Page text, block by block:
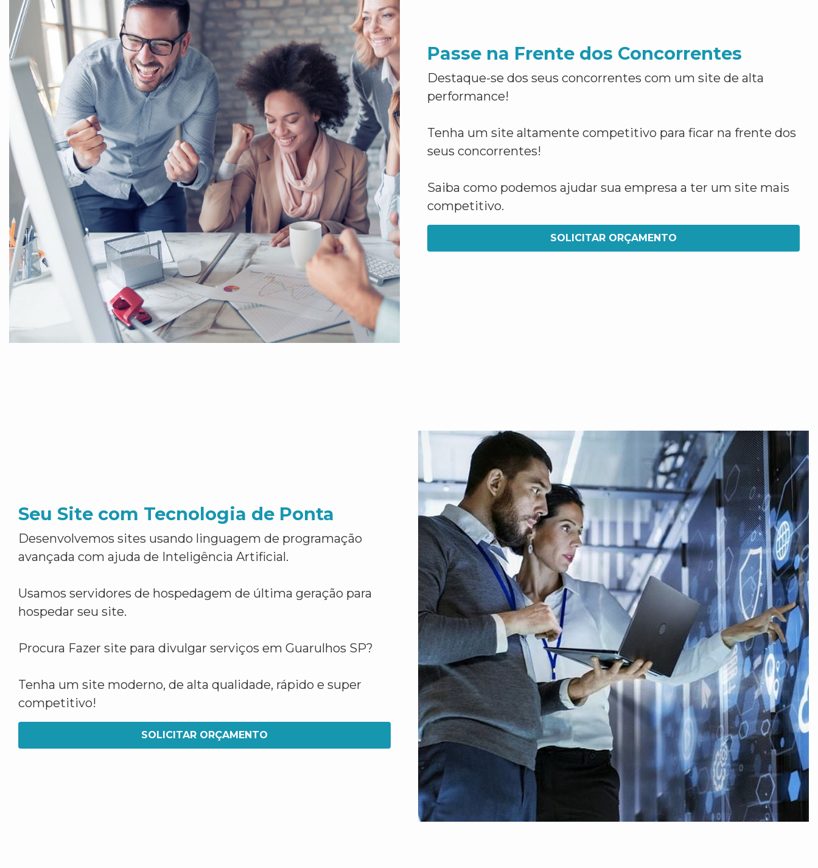
Passe na Frente dos Concorrentes
Destaque-se dos seus concorrentes com um site de alta
performance!
Tenha um site altamente competitivo para ficar na frente dos
seus concorrentes!
Saiba como podemos ajudar sua empresa a ter um site mais
competitivo.
SOLICITAR ORÇAMENTO
Seu Site com Tecnologia de Ponta
Desenvolvemos sites usando linguagem de programação
avançada com ajuda de Inteligência Artificial.
Usamos servidores de hospedagem de última geração para
hospedar seu site.
Procura Fazer site para divulgar serviços em Guarulhos SP?
Tenha um site moderno, de alta qualidade, rápido e super
competitivo!
SOLICITAR ORÇAMENTO